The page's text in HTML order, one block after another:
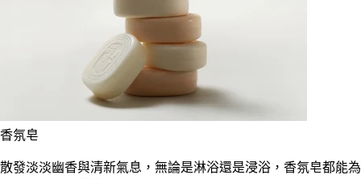
香氛皂
散發淡淡幽香與清新氣息，無論是淋浴還是浸浴，香氛皂都能為